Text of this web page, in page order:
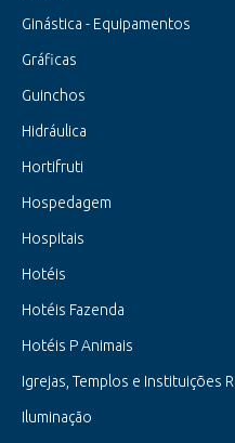
Ginástica - Equipamentos
Gráficas
Guinchos
Hidráulica
Hortifruti
Hospedagem
Hospitais
Hotéis
Hotéis Fazenda
Hotéis P Animais
Igrejas, Templos e Instituições
Iluminação